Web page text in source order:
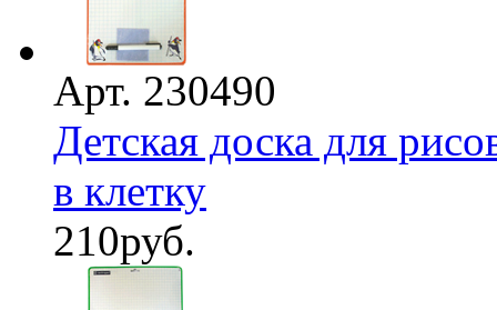
Арт. 230490
Детская доска для
в клетку
210руб.